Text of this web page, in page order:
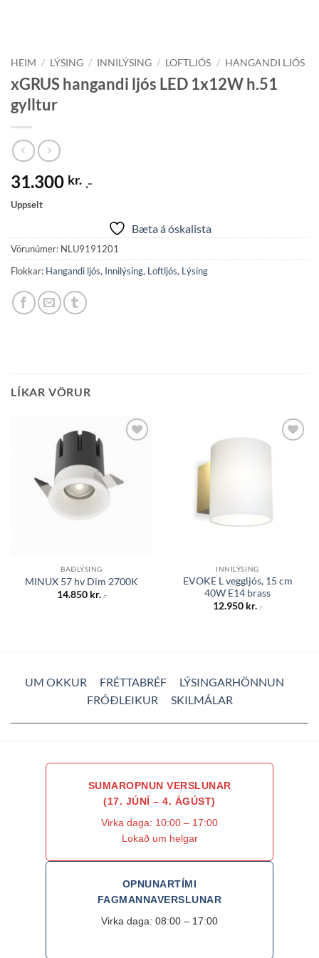
HEIM / LÝSING / INNILÝSING / LOFTLJÓS / HANGANDI LJÓS
xGRUS hangandi ljós LED 1x12W h.51
gylltur
31.300 kr. .-
Uppselt
Bæta á óskalista
Vörunúmer: NLU9191201
Flokkar: Hangandi ljós, Innilýsing, Loftljós, Lýsing
LÍKAR VÖRUR
BAÐLÝSING
MINUX 57 hv Dim 2700K
14.850 kr. .-
INNILÝSING
EVOKE L veggljós, 15 cm
40W E14 brass
12.950 kr. .-
UM OKKUR FRÉTTABRÉF
LÝSINGARHÖNNUN
FRÓÐLEIKUR
SKILMÁLAR
SUMAROPNUN VERSLUNAR
(17. JÚNÍ – 4. ÁGÚST)
Virka daga: 10:00 – 17:00
Lokað um helgar
OPNUNARTÍMI
FAGMANNAVERSLUNAR
Virka daga: 08:00 – 17:00